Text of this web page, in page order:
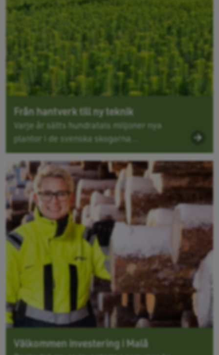
Från hantverk till ny teknik
Varje år sätts hundratals miljoner nya
plantor i de svenska skogarna...
Välkommen investering i Malå